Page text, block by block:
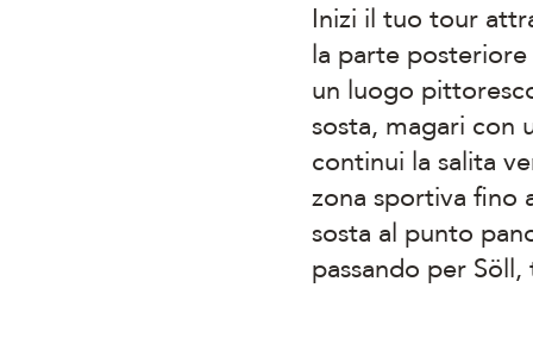
Inizi il tuo tour
la parte
un luogo
sosta, magari con
continui la salita
zona sportiva fino
sosta al punto
passando per